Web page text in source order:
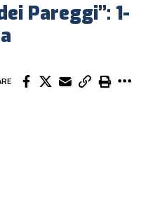
Pareggi”: 1-